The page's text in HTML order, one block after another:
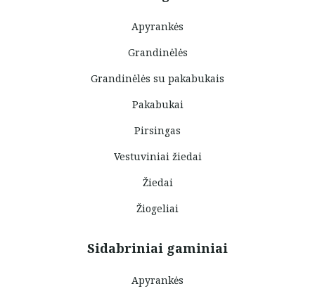
Apyrankės
Grandinėlės
Grandinėlės su pakabukais
Pakabukai
Pirsingas
Vestuviniai žiedai
Žiedai
Žiogeliai
Sidabriniai gaminiai
Apyrankės